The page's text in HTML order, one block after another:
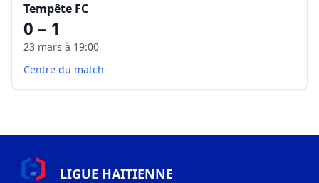
Tempête FC
0 – 1
23 mars à 19:00
Centre du match
LIGUE HAITIENNE